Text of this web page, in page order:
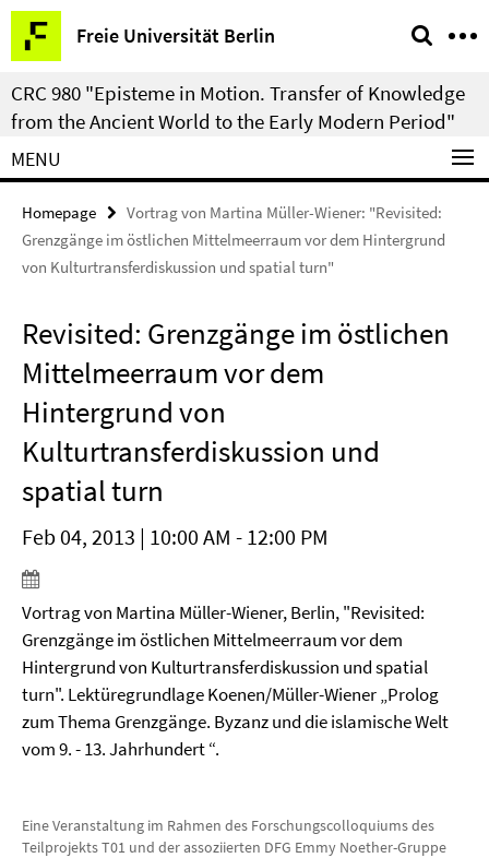
Springe
direkt
zu
Inhalt
Freie Universität Berlin
Service
Navigation
CRC 980 "Episteme in Motion. Transfer of Knowledge
from the Ancient World to the Early Modern Period"
MENU
Homepage
Vortrag von Martina Müller-Wiener: "Revisited:
Grenzgänge im östlichen Mittelmeerraum vor dem Hintergrund
von Kulturtransferdiskussion und spatial turn"
Revisited: Grenzgänge im östlichen
Mittelmeerraum vor dem
Hintergrund von
Kulturtransferdiskussion und
spatial turn
Feb 04, 2013 | 10:00 AM - 12:00 PM
Vortrag von Martina Müller-Wiener, Berlin, "Revisited:
Grenzgänge im östlichen Mittelmeerraum vor dem
Hintergrund von Kulturtransferdiskussion und spatial
turn". Lektüregrundlage Koenen/Müller-Wiener „Prolog
zum Thema Grenzgänge. Byzanz und die islamische Welt
vom 9. - 13. Jahrhundert “.
Eine Veranstaltung im Rahmen des Forschungscolloquiums des
Teilprojekts T01 und der assoziierten DFG Emmy Noether-Gruppe